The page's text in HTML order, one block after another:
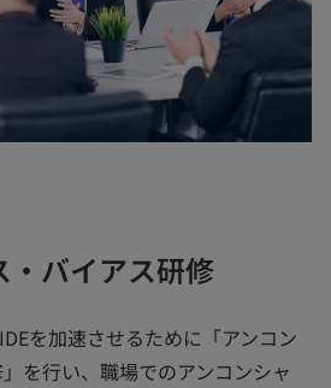
・バイアス研修
を加速させるために「アンコン
を行い、職場でのアンコンシャ